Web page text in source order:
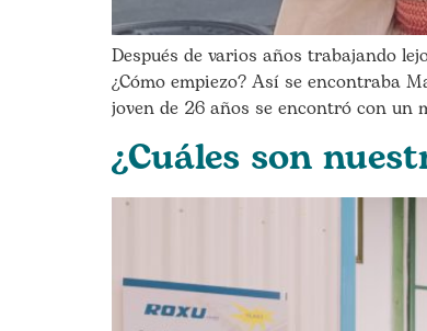
Después de varios años trabajando
¿Cómo empiezo? Así se encontraba
joven de 26 años se encontró con un
¿Cuáles son